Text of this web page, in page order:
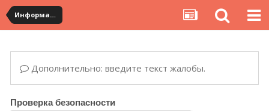
Информация по полученным посылкам
Дополнительно: введите текст жалобы.
Проверка безопасности